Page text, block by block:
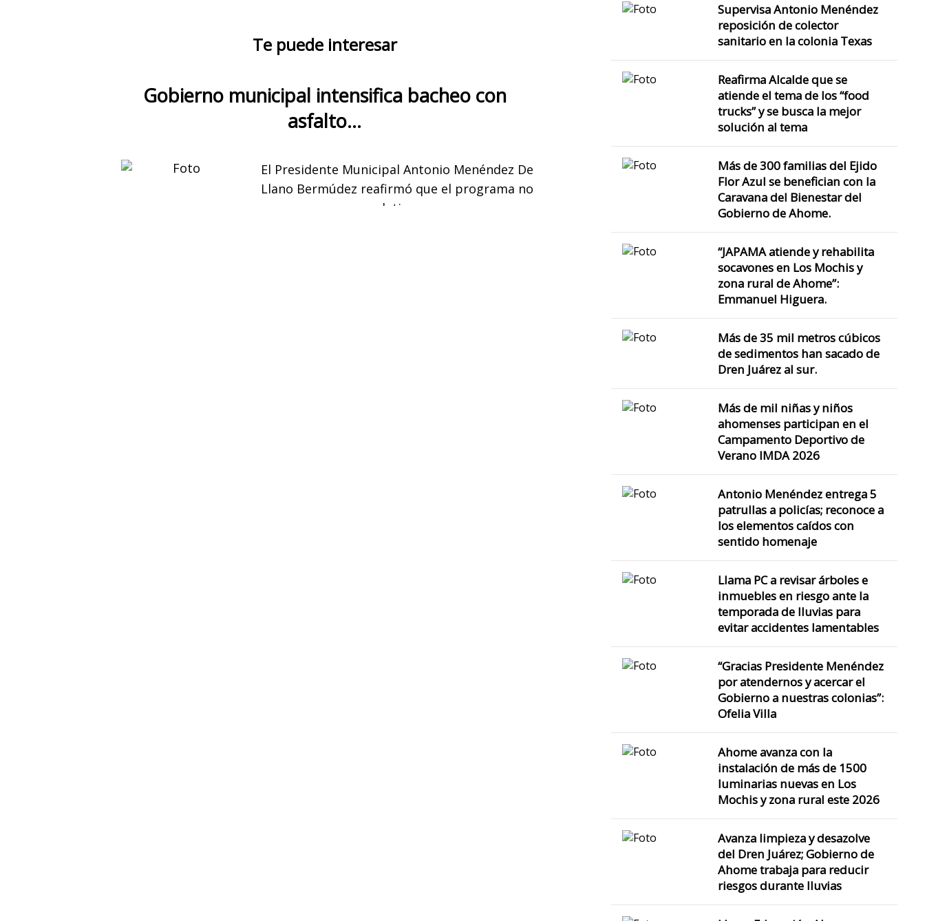
Te puede interesar
Gobierno municipal intensifica bacheo con
asfalto…
El Presidente Municipal Antonio Menéndez De
Llano Bermúdez reafirmó que el programa no
se detiene…
Gobierno de Ahome amplía
integral…
El Alcalde Antonio
reponen banquetas y
Supervisa Antonio Menéndez
reposición de colector
sanitario en la colonia Texas
Reafirma Alcalde que se
atiende el tema de los “food
trucks” y se busca la mejor
solución al tema
Más de 300 familias del Ejido
Flor Azul se benefician con la
Caravana del Bienestar del
Gobierno de Ahome.
“JAPAMA atiende y rehabilita
socavones en Los Mochis y
zona rural de Ahome”:
Emmanuel Higuera.
Más de 35 mil metros cúbicos
de sedimentos han sacado de
Dren Juárez al sur.
Más de mil niñas y niños
ahomenses participan en el
Campamento Deportivo de
Verano IMDA 2026
Antonio Menéndez entrega 5
patrullas a policías; reconoce a
los elementos caídos con
sentido homenaje
Llama PC a revisar árboles e
inmuebles en riesgo ante la
temporada de lluvias para
evitar accidentes lamentables
“Gracias Presidente Menéndez
por atendernos y acercar el
Gobierno a nuestras colonias”:
Ofelia Villa
Ahome avanza con la
instalación de más de 1500
luminarias nuevas en Los
Mochis y zona rural este 2026
Avanza limpieza y desazolve
del Dren Juárez; Gobierno de
Ahome trabaja para reducir
riesgos durante lluvias